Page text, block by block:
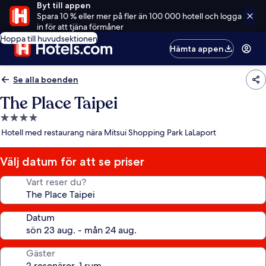
Byt till appen
Spara 10 % eller mer på fler än 100 000 hotell och logga
in för att tjäna förmåner
Hoppa till huvudsektionen
Hämta appen
Se alla boenden
The Place Taipei
4.0-
stjärnigt
Hotell med restaurang nära Mitsui Shopping Park LaLaport
Välj datum för att se priser
Vart reser du?
Datum
Gäster